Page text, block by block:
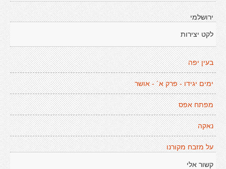
ירושלמי
לקט יצירות
בעין יפה
ימים יגידו - פרק א´ - אושר
מפתח אפס
נאקה
על מזבח מקורנו
קשור אלי